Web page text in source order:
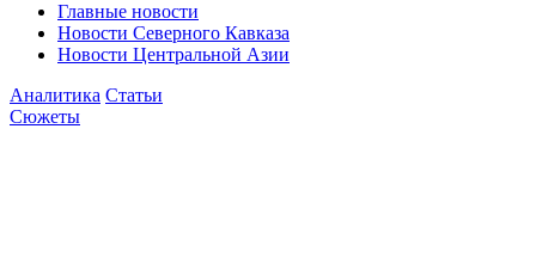
Главные новости
Новости Северного Кавказа
Новости Центральной Азии
Аналитика Статьи
Сюжеты